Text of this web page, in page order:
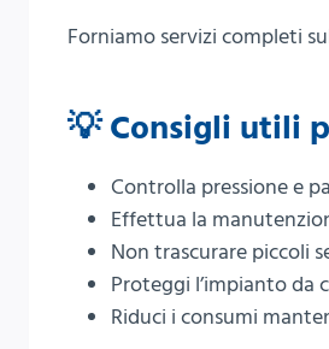
Forniamo servizi completi
💡 Consigli utili
Controlla pressione e
Effettua la
Non trascurare piccoli
Proteggi l’impianto da
Riduci i consumi